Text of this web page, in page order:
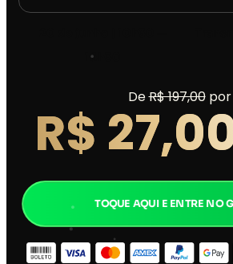
16h30
DeR$ 197,00por
R$
TOQUE AQUI E ENTRE NO